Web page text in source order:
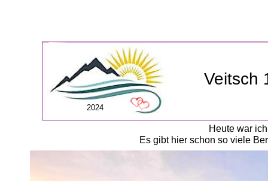
Heute war
Es gibt hier schon so viele
Veitsch
2024